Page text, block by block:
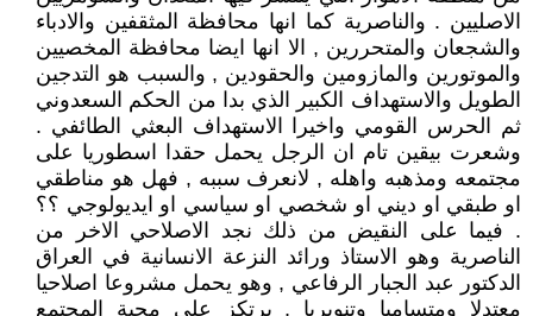
الاصليين . والناصرية كما انها محافظة المثقفين والادباء
والشجعان والمتحررين , الا انها ايضا محافظة المخصيين
والموتورين والمازومين والحقودين , والسبب هو التدجين
الطويل والاستهداف الكبير الذي بدا من الحكم السعدوني
ثم الحرس القومي واخيرا الاستهداف البعثي الطائفي .
وشعرت بيقين تام ان الرجل يحمل حقدا اسطوريا على
مجتمعه ومذهبه واهله , لانعرف سببه , فهل هو مناطقي
او طبقي او ديني او شخصي او سياسي او ايديولوجي ؟؟
. فيما على النقيض من ذلك نجد الاصلاحي الاخر من
الناصرية وهو الاستاذ ورائد النزعة الانسانية في العراق
الدكتور عبد الجبار الرفاعي , وهو يحمل مشروعا اصلاحيا
معتدلا ومتساميا وتنويريا , يرتكز على محبة المجتمع